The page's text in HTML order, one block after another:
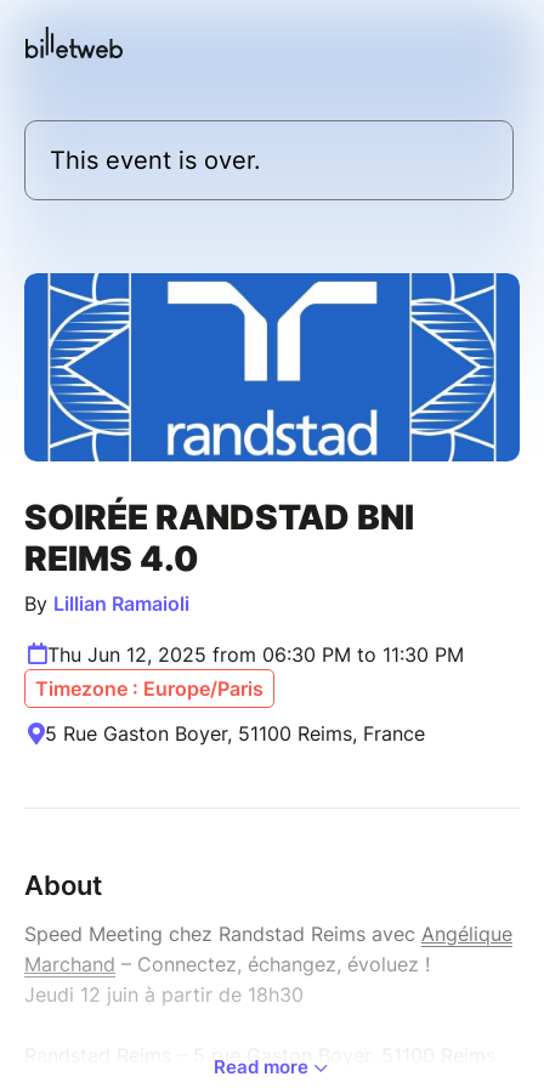
This event is over.
SOIRÉE RANDSTAD BNI
REIMS 4.0
By Lillian Ramaioli
Thu Jun 12, 2025 from 06:30 PM to 11:30 PM
Timezone : Europe/Paris
5 Rue Gaston Boyer, 51100 Reims, France
About
Speed Meeting chez Randstad Reims avec Angélique
Marchand – Connectez, échangez, évoluez !
Jeudi 12 juin à partir de 18h30
Randstad Reims – 5 rue Gaston Boyer, 51100 Reims
Read more